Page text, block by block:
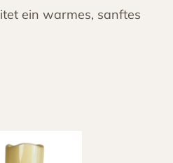
ein warmes, sanftes